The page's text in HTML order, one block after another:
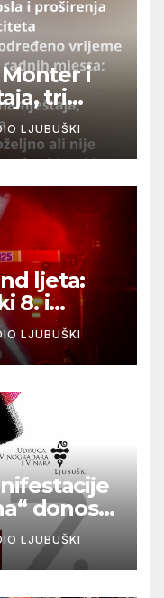
Monter i
tri
LJUBUŠKI
ljeta:
8. i
LJUBUŠKI
donosi
i
LJUBUŠKI